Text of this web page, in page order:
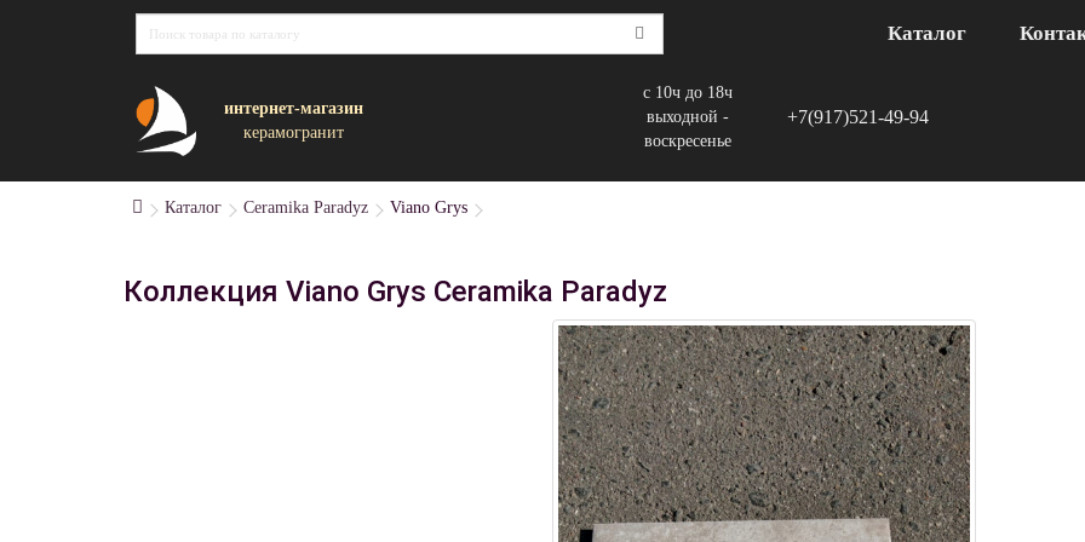
Каталог
интернет-магазин
керамогранит
с 10ч до 18ч
выходной -
воскресенье
+7(917)521-49-94
Каталог Ceramika Paradyz Viano Grys
Коллекция Viano Grys Ceramika Paradyz